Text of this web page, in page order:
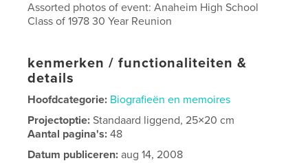
Assorted photos of event: Anaheim High School
Class of 1978 30 Year Reunion
kenmerken / functionaliteiten &
details
Hoofdcategorie: Biografieën en memoires
Projectoptie:Standaard liggend, 25×20 cm
Aantal pagina's:48
Datum publiceren: aug 14, 2008